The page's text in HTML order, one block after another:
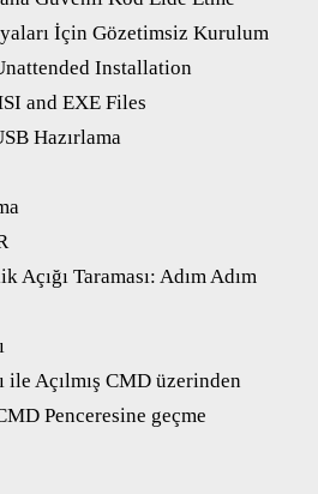
İçin Gözetimsiz Kurulum
Installation
and EXE Files
Hazırlama
Açığı Taraması: Adım Adım
ile Açılmış CMD üzerinden
Penceresine geçme